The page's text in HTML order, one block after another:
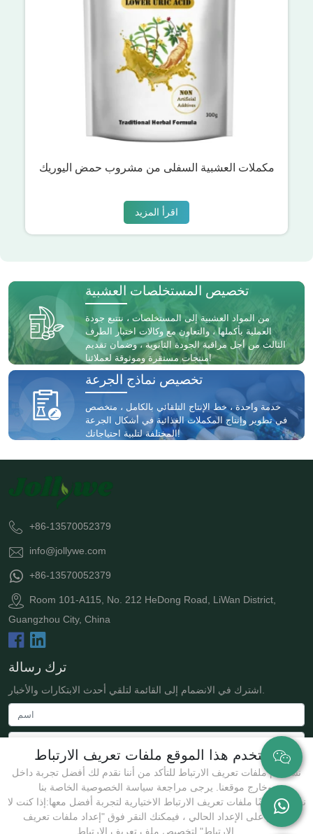
مكملات العشبية السفلى من مشروب حمض اليوريك
اقرأ المزيد
تخصيص المستخلصات العشبية
من المواد العشبية إلى المستخلصات ، نتتبع جودة
العملية بأكملها ، والتعاون مع وكالات اختبار الطرف
الثالث من أجل مراقبة الجودة الثانوية ، وضمان تقديم
منتجات مستقرة وموثوقة لعملائنا!
تخصيص نماذج الجرعة
خدمة واحدة ، خط الإنتاج التلقائي بالكامل ، متخصص
في تطوير وإنتاج المكملات الغذائية في أشكال الجرعة
المختلفة لتلبية احتياجاتك!
يستخدم هذا الموقع ملفات تعريف الارتباط
نستخدم ملفات تعريف الارتباط للتأكد من أننا نقدم لك أفضل تجربة داخل
وخارج موقعنا. يرجى مراجعة سياسة الخصوصية الخاصة بنا.
نستخدم أيضًا ملفات تعريف الارتباط الاختيارية لتجربة أفضل معها:إذا كنت لا
توافق على الإعداد الحالي ، فيمكنك النقر فوق "إعداد ملفات تعريف
+86-13570052379
info@jollywe.com
+86-13570052379
Room 101-A115, No. 212 HeDong Road, LiWan District,
Guangzhou City, China
ترك رسالة